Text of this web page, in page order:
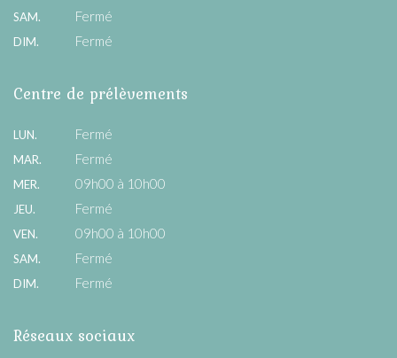
SAM. Fermé
DIM. Fermé
Centre de prélèvements
LUN. Fermé
MAR. Fermé
MER. 09h00 à 10h00
JEU. Fermé
VEN. 09h00 à 10h00
SAM. Fermé
DIM. Fermé
Réseaux sociaux